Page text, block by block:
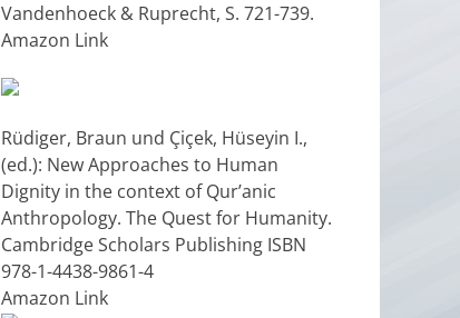
Vandenhoeck & Ruprecht, S. 721-739.
Amazon Link
Rüdiger, Braun und Çiçek, Hüseyin I.,
(ed.): New Approaches to Human
Dignity in the context of Qur’anic
Anthropology. The Quest for Humanity.
Cambridge Scholars Publishing ISBN
978-1-4438-9861-4
Amazon Link